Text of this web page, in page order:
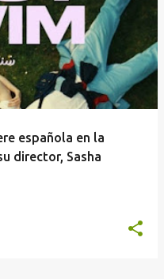
española en la
director, Sasha